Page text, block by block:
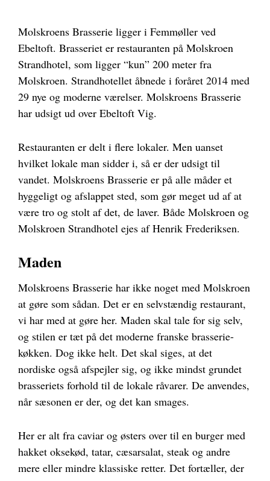
Molskroens Brasserie ligger i Femmøller ved
Ebeltoft. Brasseriet er restauranten på Molskroen
Strandhotel, som ligger “kun” 200 meter fra
Molskroen. Strandhotellet åbnede i foråret 2014 med
29 nye og moderne værelser. Molskroens Brasserie
har udsigt ud over Ebeltoft Vig.
Restauranten er delt i flere lokaler. Men uanset
hvilket lokale man sidder i, så er der udsigt til
vandet. Molskroens Brasserie er på alle måder et
hyggeligt og afslappet sted, som gør meget ud af at
være tro og stolt af det, de laver. Både Molskroen og
Molskroen Strandhotel ejes af Henrik Frederiksen.
Maden
Molskroens Brasserie har ikke noget med Molskroen
at gøre som sådan. Det er en selvstændig restaurant,
vi har med at gøre her. Maden skal tale for sig selv,
og stilen er tæt på det moderne franske brasserie-
køkken. Dog ikke helt. Det skal siges, at det
nordiske også afspejler sig, og ikke mindst grundet
brasseriets forhold til de lokale råvarer. De anvendes,
når sæsonen er der, og det kan smages.
Her er alt fra caviar og østers over til en burger med
hakket oksekød, tatar, cæsarsalat, steak og andre
mere eller mindre klassiske retter. Det fortæller, der